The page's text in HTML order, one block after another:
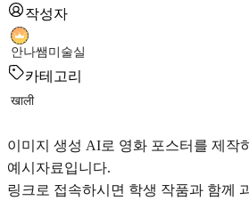
작성자
안나쌤미술실
카테고리
खाली
이미지 생성 AI로 영화 포스터를 제작
예시자료입니다.
링크로 접속하시면 학생 작품과 함께